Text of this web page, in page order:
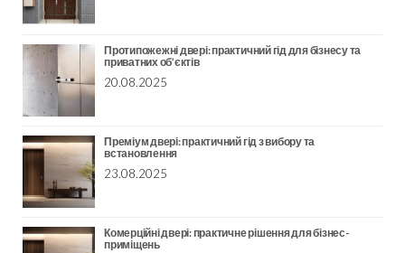
Протипожежні двері: практичний гід для бізнесу та
приватних об’єктів
20.08.2025
Преміум двері: практичний гід з вибору та
встановлення
23.08.2025
Комерційні двері: практичне рішення для бізнес-
приміщень